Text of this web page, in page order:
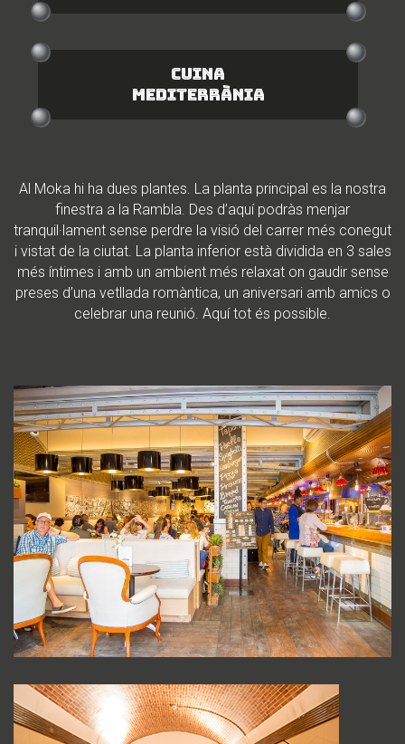
CUINA
MEDITERRÀNIA
Al Moka hi ha dues plantes. La planta principal es la nostra
finestra a la Rambla. Des d’aquí podràs menjar
tranquil·lament sense perdre la visió del carrer més conegut
i vistat de la ciutat. La planta inferior està dividida en 3 sales
més íntimes i amb un ambient més relaxat on gaudir sense
preses d’una vetllada romàntica, un aniversari amb amics o
celebrar una reunió. Aquí tot és possible.